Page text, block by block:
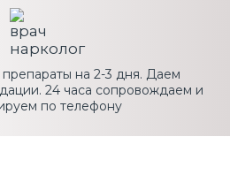
на 2-3 дня. Даем
24 часа сопровождаем и
по телефону